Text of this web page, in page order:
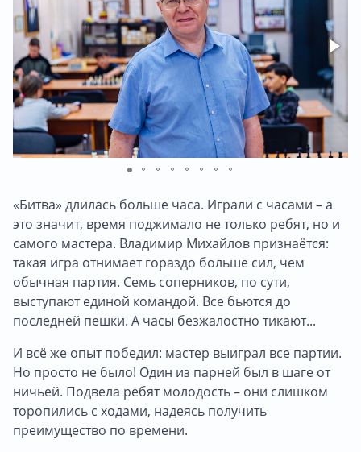
«Битва» длилась больше часа. Играли с часами – а
это значит, время поджимало не только ребят, но и
самого мастера. Владимир Михайлов признаётся:
такая игра отнимает гораздо больше сил, чем
обычная партия. Семь соперников, по сути,
выступают единой командой. Все бьются до
последней пешки. А часы безжалостно тикают...
И всё же опыт победил: мастер выиграл все партии.
Но просто не было! Один из парней был в шаге от
ничьей. Подвела ребят молодость – они слишком
торопились с ходами, надеясь получить
преимущество по времени.